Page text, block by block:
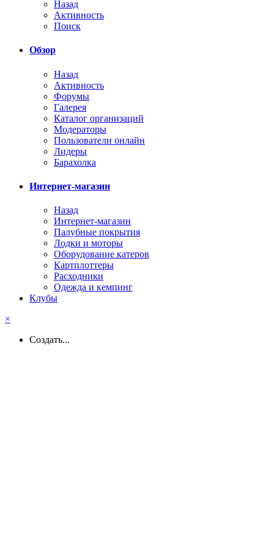
Назад
Активность
Поиск
Обзор
Назад
Активность
Форумы
Галерея
Каталог организаций
Модераторы
Пользователи онлайн
Лидеры
Барахолка
Интернет-магазин
Назад
Интернет-магазин
Палубные покрытия
Лодки и моторы
Оборудование катеров
Картплоттеры
Расходники
Одежда и кемпинг
Клубы
×
Создать...